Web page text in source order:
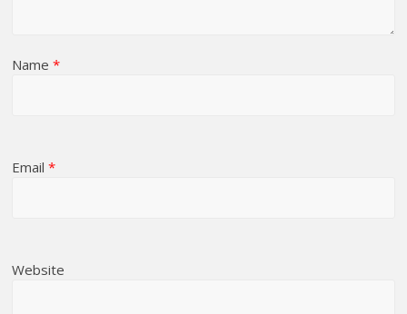
Name*
Email*
Website